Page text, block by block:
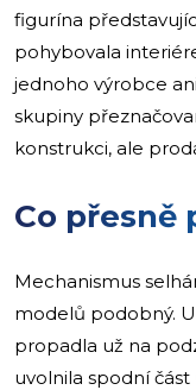
figurína
pohybovala
jednoho výrobce
skupiny
konstrukci, ale
Co přesně
Mechanismus
modelů podobný.
propadla už na
uvolnila spodní